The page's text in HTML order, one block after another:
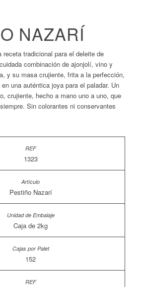
NAZARÍ
receta tradicional para el deleite de
combinación de ajonjolí, vino y
y su masa crujiente, frita a la perfección,
una auténtica joya para el paladar. Un
crujiente, hecho a mano uno a uno, que
Sin colorantes ni conservantes
1323
Pestiño Nazarí
Caja de 2kg
152